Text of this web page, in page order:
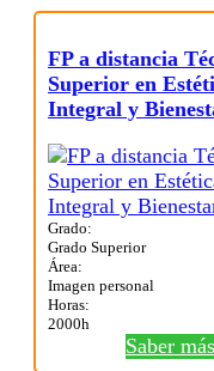
FP a distancia
Superior en
Integral y
Grado:
Grado Superior
Área:
Imagen personal
Horas:
2000h
Saber más